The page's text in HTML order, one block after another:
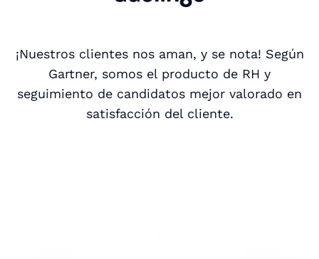
¡Nuestros clientes nos aman, y se nota! Según
Gartner, somos el producto de RH y
seguimiento de candidatos mejor valorado en
satisfacción del cliente.